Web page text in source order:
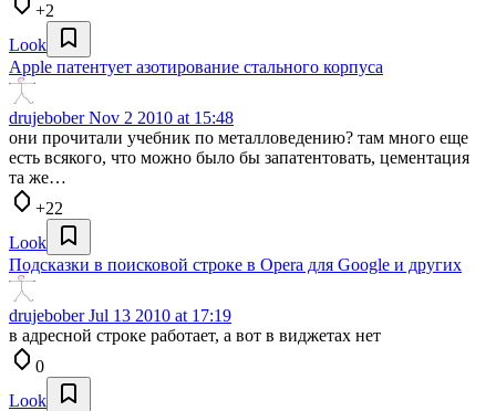
+2
Look
Apple патентует азотирование стального корпуса
drujeboberNov 2 2010 at 15:48
они прочитали учебник по металловедению? там много еще
есть всякого, что можно было бы запатентовать, цементация
та же…
+22
Look
Подсказки в поисковой строке в Opera для Google и других
drujeboberJul 13 2010 at 17:19
в адресной строке работает, а вот в виджетах нет
0
Look